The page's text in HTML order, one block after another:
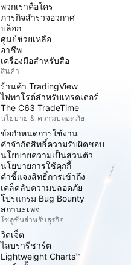
พวกเราคือใคร
ภารกิจสำรวจอวกาศ
บล็อก
ศูนย์ช่วยเหลือ
อาชีพ
เครื่องมือสำหรับสื่อ
สินค้า
ร้านค้า TradingView
ไพ่ทาโรต์สำหรับเทรดเดอร์
The C63 TradeTime
นโยบาย & ความปลอดภัย
ข้อกำหนดการใช้งาน
คำจำกัดสิทธิ์ความรับผิดชอบ
นโยบายความเป็นส่วนตัว
นโยบายการใช้คุกกี้
คำชี้แจงสิทธิ์การเข้าถึง
เคล็ดลับความปลอดภัย
โปรแกรม Bug Bounty
สถานะเพจ
โซลูชันสำหรับธุรกิจ
วิดเจ็ต
ไลบรารีชาร์ต
Lightweight Charts™